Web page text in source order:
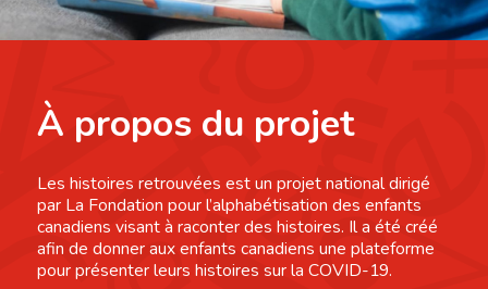
À propos du projet
Les histoires retrouvées est un projet national dirigé
par La Fondation pour l’alphabétisation des enfants
canadiens visant à raconter des histoires. Il a été créé
afin de donner aux enfants canadiens une plateforme
pour présenter leurs histoires sur la COVID-19.